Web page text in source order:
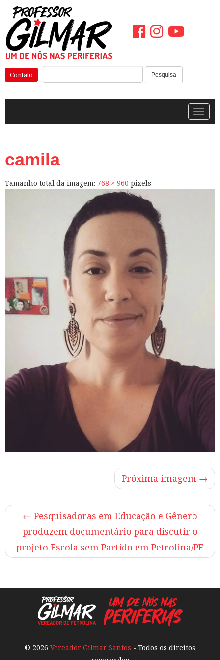
Pular
para
o
conteúdo
Pesquisa
Contato
camila
Tamanho total da imagem: 768 × 960 pixels
Próxima imagem →
← Pesquisadoras em Educação e Gênero
produzem documentário para discutir o
projeto Escola sem Partido em Petrolina/PE
© 2026 Vereador Gilmar Santos - Todos os direitos